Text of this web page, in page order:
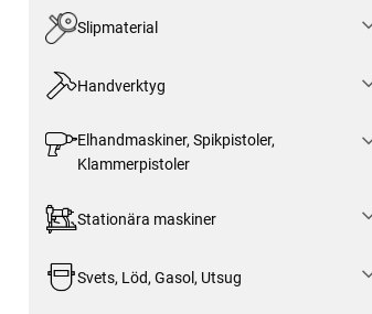
Slipmaterial
Handverktyg
Elhandmaskiner, Spikpistoler,
Klammerpistoler
Stationära maskiner
Svets, Löd, Gasol, Utsug